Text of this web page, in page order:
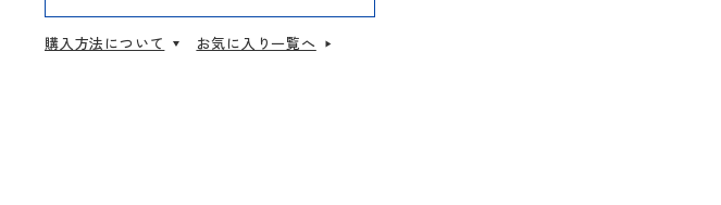
購入方法について お気に入り一覧へ